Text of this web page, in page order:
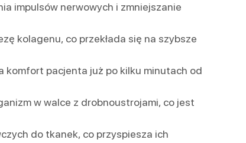
impulsów nerwowych i zmniejszanie
kolagenu, co przekłada się na szybsze
komfort pacjenta już po kilku minutach od
w walce z drobnoustrojami, co jest
do tkanek, co przyspiesza ich